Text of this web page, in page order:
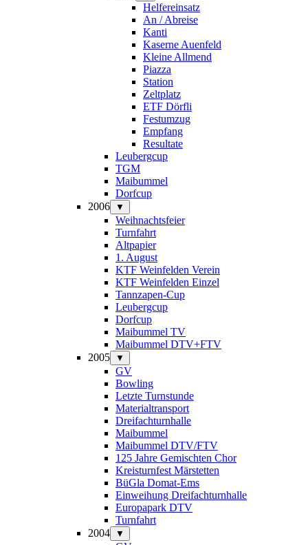
Helfereinsatz
An / Abreise
Kanti
Kaserne Auenfeld
Kleine Allmend
Piazza
Station
Zeltplatz
ETF Dörfli
Festumzug
Empfang
Resultate
Leubergcup
TGM
Maibummel
Dorfcup
2006
▼
Weihnachtsfeier
Turnfahrt
Altpapier
1. August
KTF Weinfelden Verein
KTF Weinfelden Einzel
Tannzapen-Cup
Leubergcup
Dorfcup
Maibummel TV
Maibummel DTV+FTV
2005
▼
GV
Bowling
Letzte Turnstunde
Materialtransport
Dreifachturnhalle
Maibummel
Maibummel DTV/FTV
125 Jahre Gemischten Chor
Kreisturnfest Märstetten
BüGla Domat-Ems
Einweihung Dreifachturnhalle
Europapark DTV
Turnfahrt
2004
▼